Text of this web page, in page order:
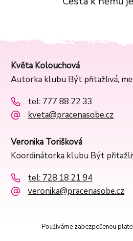
Květa Kolouchová
Autorka klubu Být přitažlivá,
tel: 777 88 22 33
kveta@pracenasobe.cz
Veronika Torišková
Koordinátorka klubu Být
tel: 728 18 21 94
veronika@pracenasobe.cz
Používáme zabezpečenou